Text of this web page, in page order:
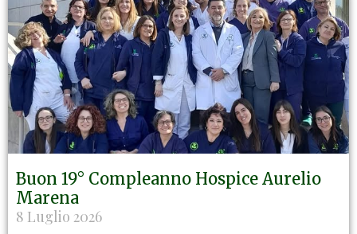
Buon 19° Compleanno Hospice Aurelio
Marena
8 Luglio 2026